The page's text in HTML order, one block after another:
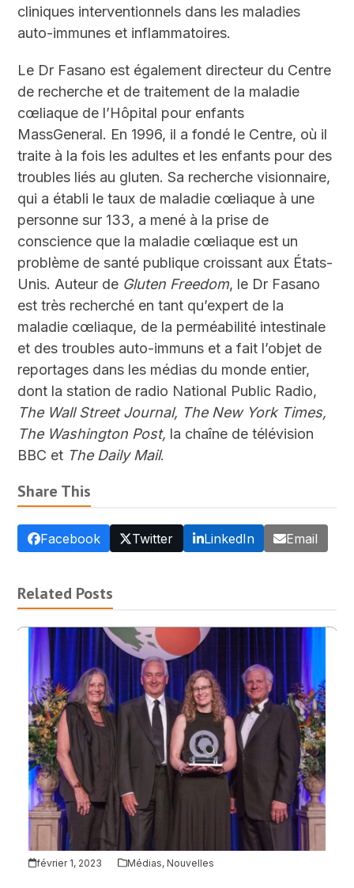
cliniques interventionnels dans les maladies
auto-immunes et inflammatoires.
Le Dr Fasano est également directeur du Centre
de recherche et de traitement de la maladie
cœliaque de l’Hôpital pour enfants
MassGeneral. En 1996, il a fondé le Centre, où il
traite à la fois les adultes et les enfants pour des
troubles liés au gluten. Sa recherche visionnaire,
qui a établi le taux de maladie cœliaque à une
personne sur 133, a mené à la prise de
conscience que la maladie cœliaque est un
problème de santé publique croissant aux États-
Unis. Auteur de Gluten Freedom, le Dr Fasano
est très recherché en tant qu’expert de la
maladie cœliaque, de la perméabilité intestinale
et des troubles auto-immuns et a fait l’objet de
reportages dans les médias du monde entier,
dont la station de radio National Public Radio,
The Wall Street Journal, The New York Times,
The Washington Post, la chaîne de télévision
BBC et The Daily Mail.
Share This
Facebook Twitter LinkedIn Email
Related Posts
février 1, 2023 Médias,Nouvelles